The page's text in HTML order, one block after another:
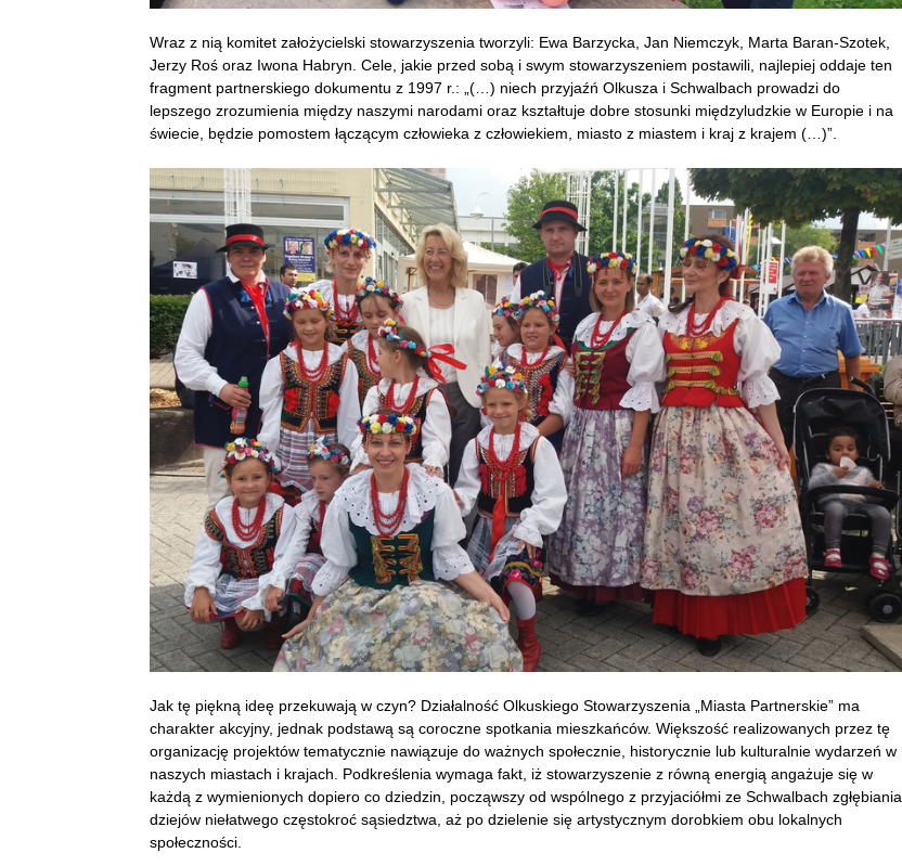
Wraz z nią komitet założycielski stowarzyszenia tworzyli: Ewa Barzycka, Jan Niemczyk, Marta Baran-Szotek,
Jerzy Roś oraz Iwona Habryn. Cele, jakie przed sobą i swym stowarzyszeniem postawili, najlepiej oddaje ten
fragment partnerskiego dokumentu z 1997 r.: „(…) niech przyjaźń Olkusza i Schwalbach prowadzi do
lepszego zrozumienia między naszymi narodami oraz kształtuje dobre stosunki międzyludzkie w Europie i na
świecie, będzie pomostem łączącym człowieka z człowiekiem, miasto z miastem i kraj z krajem (…)”.
Jak tę piękną ideę przekuwają w czyn? Działalność Olkuskiego Stowarzyszenia „Miasta Partnerskie” ma
charakter akcyjny, jednak podstawą są coroczne spotkania mieszkańców. Większość realizowanych przez tę
organizację projektów tematycznie nawiązuje do ważnych społecznie, historycznie lub kulturalnie wydarzeń w
naszych miastach i krajach. Podkreślenia wymaga fakt, iż stowarzyszenie z równą energią angażuje się w
każdą z wymienionych dopiero co dziedzin, począwszy od wspólnego z przyjaciółmi ze Schwalbach zgłębiania
dziejów niełatwego częstokroć sąsiedztwa, aż po dzielenie się artystycznym dorobkiem obu lokalnych
społeczności.